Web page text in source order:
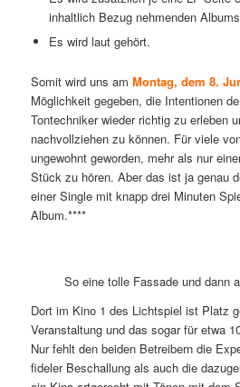
inhaltlich Bezug nehmenden
Es wird laut gehört.
Somit wird uns am Montag, dem 8.
Möglichkeit gegeben, die Intentionen
Tontechniker wieder richtig zu erleben
nachvollziehen zu können. Für viele
ungewohnt geworden, mehr als nur
Stück zu hören. Aber das ist ja genau
einer Single mit knapp drei Minuten
Album.****
So eine tolle Fassade und dann
Dort im Kino 1 des Lichtspiel ist Platz
Veranstaltung und das sogar für etwa
Nur fehlt den beiden Betreibern die
fideler Beschallung als auch die